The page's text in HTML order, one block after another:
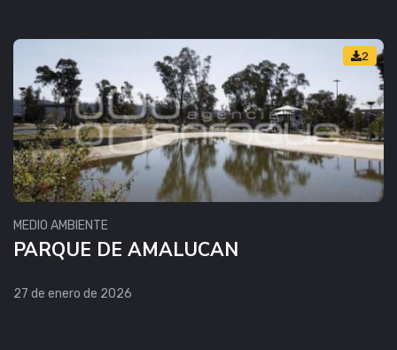
2
MEDIO AMBIENTE
PARQUE DE AMALUCAN
27 de enero de 2026